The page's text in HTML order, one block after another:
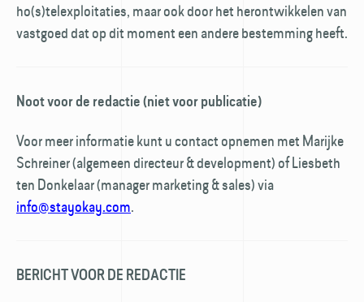
ho(s)telexploitaties, maar ook door het herontwikkelen van
vastgoed dat op dit moment een andere bestemming heeft.
Noot voor de redactie (niet voor publicatie)
Voor meer informatie kunt u contact opnemen met Marijke
Schreiner (algemeen directeur & development) of Liesbeth
ten Donkelaar (manager marketing & sales) via
info@stayokay.com.
BERICHT VOOR DE REDACTIE